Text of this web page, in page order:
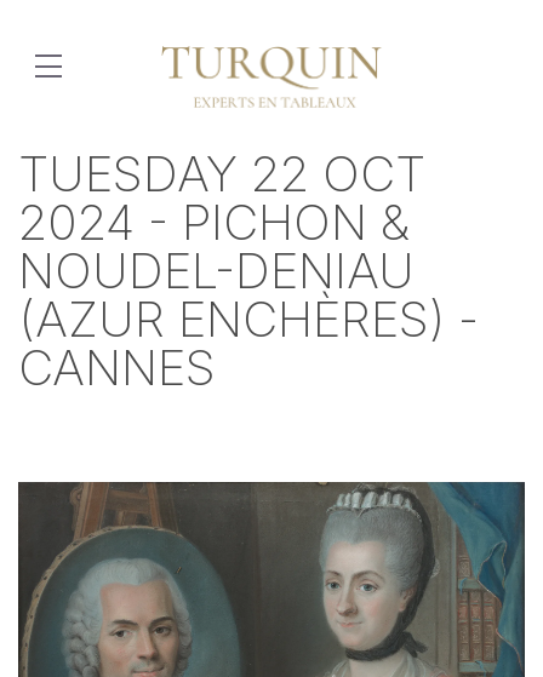
TUESDAY 22 OCT
2024 - PICHON &
NOUDEL-DENIAU
(AZUR ENCHÈRES) -
CANNES